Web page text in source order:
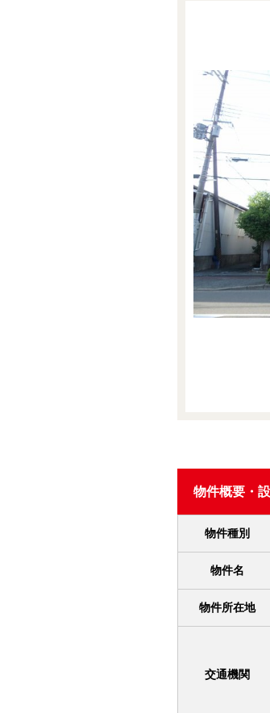
物件概要・
物件種別
物件名
物件所在地
交通機関